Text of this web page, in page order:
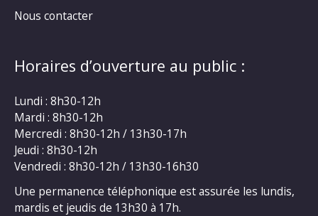
Nous contacter
Horaires d’ouverture au public :
Lundi : 8h30-12h
Mardi : 8h30-12h
Mercredi : 8h30-12h / 13h30-17h
Jeudi : 8h30-12h
Vendredi : 8h30-12h / 13h30-16h30
Une permanence téléphonique est assurée les lundis,
mardis et jeudis de 13h30 à 17h.